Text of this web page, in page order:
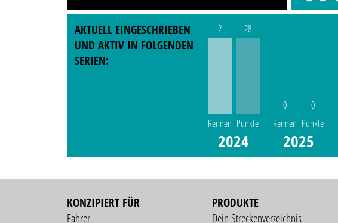
AKTUELL EINGESCHRIEBEN
UND AKTIV IN FOLGENDEN
SERIEN:
2
Rennen
28
Punkte
2024
0
Rennen
0
Punkte
2025
KONZIPIERT FÜR
Fahrer
PRODUKTE
Dein Streckenverzeichnis